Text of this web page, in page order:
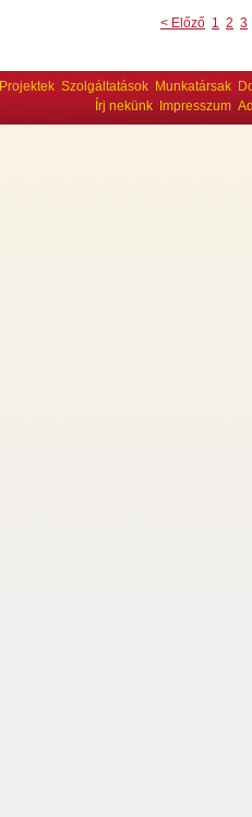
< Előző 1 2 3
Projektek Szolgáltatások Munkatársak
Írj nekünk
Impresszum